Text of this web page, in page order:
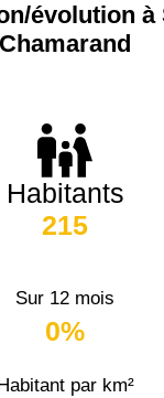
évolution à
Chamarand
Habitants
215
Sur 12 mois
0%
par km²